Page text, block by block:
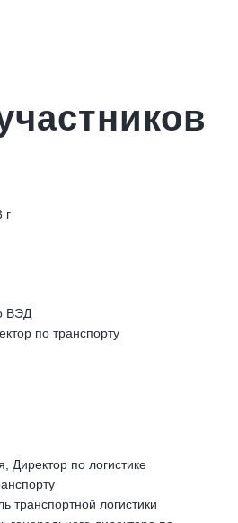
г
ВЭД
по транспорту
Директор по логистике
транспортной логистики